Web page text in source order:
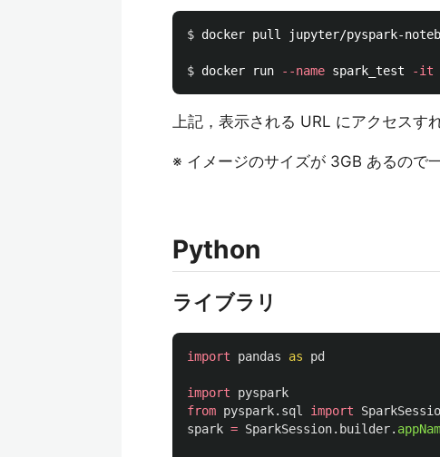
$ docker pull jupyter/pyspark-
$ docker run --name spark_test -it
上記，表示される URL にアクセスす
※ イメージのサイズが 3GB あるので
Python
ライブラリ
import pandas as pd
import
pyspark
from pyspark.sql import
spark = SparkSession. builder.